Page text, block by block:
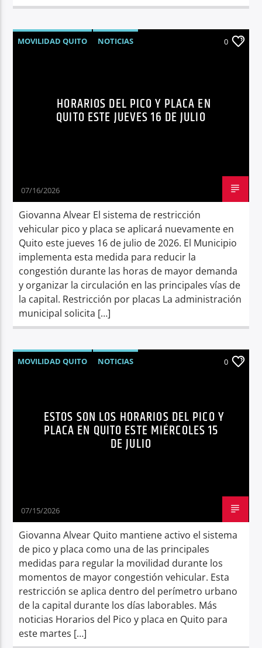
MOVILIDAD QUITO
NOTICIAS
0
HORARIOS DEL PICO Y PLACA EN
QUITO ESTE JUEVES 16 DE JULIO
07/16/2026
Giovanna Alvear El sistema de restricción
vehicular pico y placa se aplicará nuevamente en
Quito este jueves 16 de julio de 2026. El Municipio
implementa esta medida para reducir la
congestión durante las horas de mayor demanda
y organizar la circulación en las principales vías de
la capital. Restricción por placas La administración
municipal solicita […]
MOVILIDAD QUITO
NOTICIAS
0
ESTOS SON LOS HORARIOS DEL PICO Y
PLACA EN QUITO ESTE MIÉRCOLES 15
DE JULIO
07/15/2026
Giovanna Alvear Quito mantiene activo el sistema
de pico y placa como una de las principales
medidas para regular la movilidad durante los
momentos de mayor congestión vehicular. Esta
restricción se aplica dentro del perímetro urbano
de la capital durante los días laborables. Más
noticias Horarios del Pico y placa en Quito para
este martes […]